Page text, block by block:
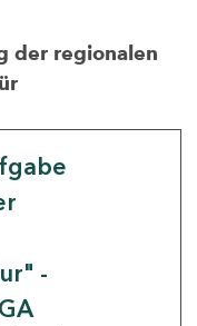
der regionalen
-